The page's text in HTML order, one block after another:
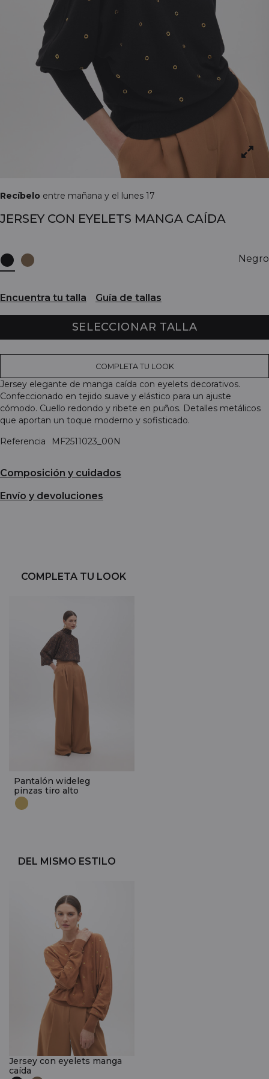
Recíbelo entre mañana y el lunes 17
JERSEY CON EYELETS MANGA CAÍDA
Negro
Encuentra tu talla Guía de tallas
SELECCIONAR TALLA
COMPLETA TU LOOK
Jersey elegante de manga caída con eyelets decorativos.
Confeccionado en tejido suave y elástico para un ajuste
cómodo. Cuello redondo y ribete en puños. Detalles metálicos
que aportan un toque moderno y sofisticado.
Referencia
MF2511023_00N
Composición y cuidados
Envío y devoluciones
COMPLETA TU LOOK
Pantalón wideleg
pinzas tiro alto
DEL MISMO ESTILO
Jersey con eyelets manga
caída